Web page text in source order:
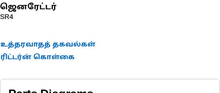
ஜெனரேட்டர்
SR4
உத்தரவாதத் தகவல்கள்
ரிட்டர்ன் கொள்கை